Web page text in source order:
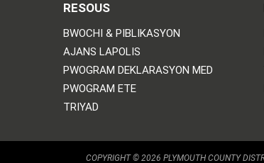
RESOUS
BWOCHI & PIBLIKASYON
AJANS LAPOLIS
PWOGRAM DEKLARASYON MED
PWOGRAM ETE
TRIYAD
COPYRIGHT © 2026 PLYMOUTH COUNTY